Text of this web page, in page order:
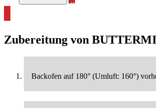
alle Kuchen Rezepte ansehen
Zubereitung von
Backofen auf 180° (Umluft: 160°)